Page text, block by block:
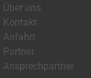
Über uns
Kontakt
Anfahrt
Partner
Ansprechpartner